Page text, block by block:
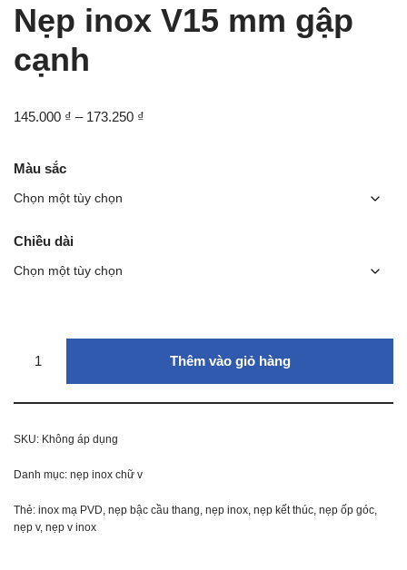
Nẹp inox V15 mm gập
cạnh
145.000 ₫ – 173.250 ₫
Màu sắc
Chiều dài
Thêm vào giỏ hàng
SKU: Không áp dụng
Danh mục: nẹp inox chữ v
Thẻ: inox mạ PVD nẹp bậc cầu thang nẹp inox nẹp kết thúc nẹp ốp góc
nẹp v, nẹp v inox